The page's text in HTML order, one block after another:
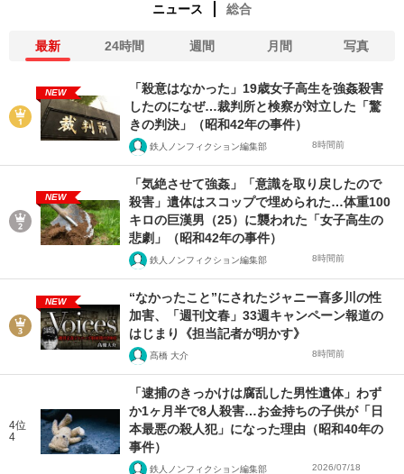
ニュース 総合
最新 24時間 週間 月間 写真
NEW
「殺意はなかった」19歳女子高生を強姦殺害
したのになぜ…裁判所と検察が対立した「驚
きの判決」（昭和42年の事件）
鉄人ノンフィクション編集部 8時間前
NEW
「気絶させて強姦」「意識を取り戻したので
殺害」遺体はスコップで埋められた…体重100
キロの巨漢男（25）に襲われた「女子高生の
悲劇」（昭和42年の事件）
鉄人ノンフィクション編集部 8時間前
NEW
“なかったこと”にされたジャニー喜多川の性
加害、「週刊文春」33週キャンペーン報道の
はじまり《担当記者が明かす》
髙橋 大介 8時間前
4位
4
「逮捕のきっかけは腐乱した男性遺体」わず
か1ヶ月半で8人殺害…お金持ちの子供が「日
本最悪の殺人犯」になった理由（昭和40年の
事件）
鉄人ノンフィクション編集部 2026/07/18